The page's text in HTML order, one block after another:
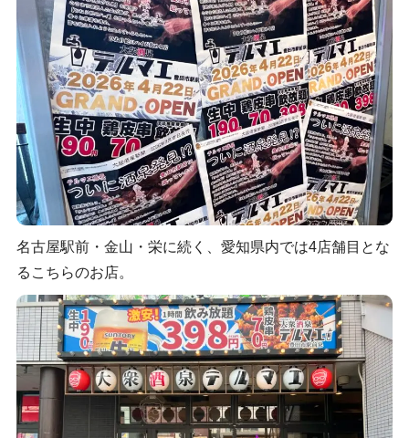
名古屋駅前・金山・栄に続く、愛知県内では4店舗目とな
るこちらのお店。